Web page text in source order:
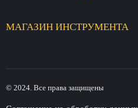
МАГАЗИН ИНСТРУМЕНТА
© 2024. Все права защищены